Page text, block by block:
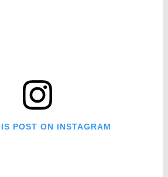
POST ON INSTAGRAM